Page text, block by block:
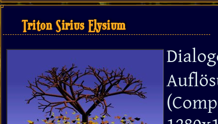
Triton Sirius Elysium